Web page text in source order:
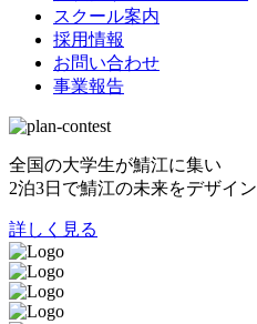
スクール案内
採用情報
お問い合わせ
事業報告
全国の大学生が鯖江に集い
2泊3日で鯖江の未来をデザイン
詳しく見る